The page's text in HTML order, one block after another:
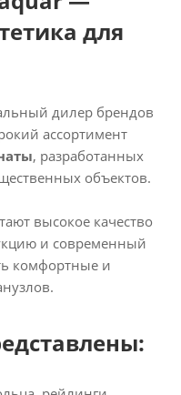
для
дилер брендов
ассортимент
, разработанных
объектов.
высокое качество
и современный
комфортные и